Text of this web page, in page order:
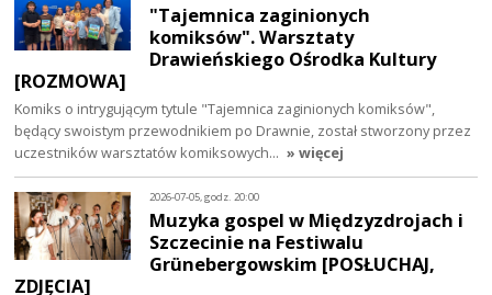
"Tajemnica zaginionych
komiksów". Warsztaty
Drawieńskiego Ośrodka Kultury
[ROZMOWA]
Komiks o intrygującym tytule "Tajemnica zaginionych komiksów",
będący swoistym przewodnikiem po Drawnie, został stworzony przez
uczestników warsztatów komiksowych… » więcej
2026-07-05, godz. 20:00
Muzyka gospel w Międzyzdrojach i
Szczecinie na Festiwalu
Grünebergowskim [POSŁUCHAJ,
ZDJĘCIA]